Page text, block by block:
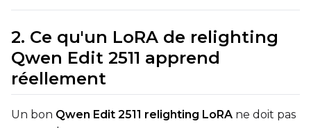
Dataset 1
Target Dataset
Control Dataset 1
2. Ce qu'un LoRA de relighting
Qwen Edit 2511 apprend
réellement
Un bon Qwen Edit 2511 relighting LoRA ne doit pas